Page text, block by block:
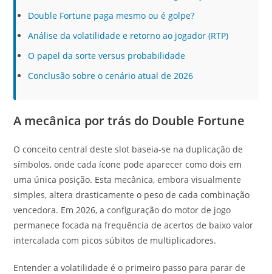
Double Fortune paga mesmo ou é golpe?
Análise da volatilidade e retorno ao jogador (RTP)
O papel da sorte versus probabilidade
Conclusão sobre o cenário atual de 2026
A mecânica por trás do Double Fortune
O conceito central deste slot baseia-se na duplicação de
símbolos, onde cada ícone pode aparecer como dois em
uma única posição. Esta mecânica, embora visualmente
simples, altera drasticamente o peso de cada combinação
vencedora. Em 2026, a configuração do motor de jogo
permanece focada na frequência de acertos de baixo valor
intercalada com picos súbitos de multiplicadores.
Entender a volatilidade é o primeiro passo para parar de